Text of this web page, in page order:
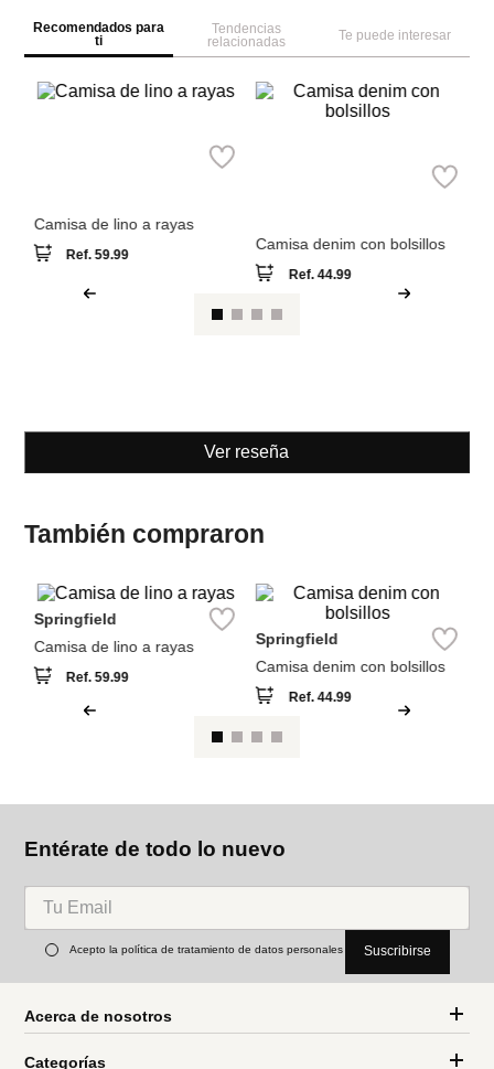
Recomendados para
ti
Tendencias
relacionadas
Te puede interesar
Camisa denim con bolsillos
También compraron
Springfield
Ref.59.99
Camisa denim con bolsillos
44.99
Categorías
Marcas